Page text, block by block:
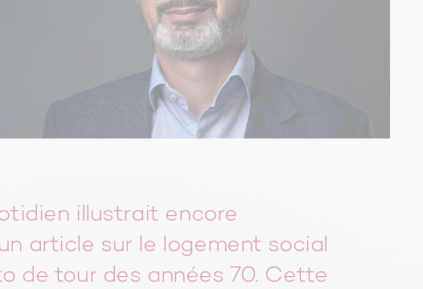
illustrait encore
article sur le logement social
de tour des années 70. Cette